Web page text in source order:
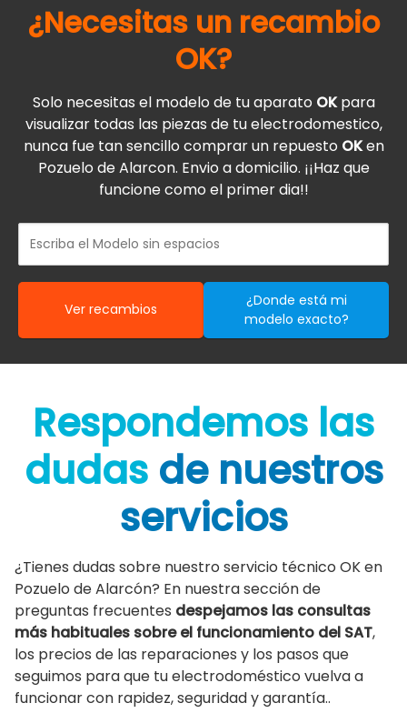
¿Necesitas un recambio
OK?
Solo necesitas el modelo de tu aparato OKpara
visualizar todas las piezas de tu electrodomestico,
nunca fue tan sencillo comprar un repuesto OKen
Pozuelo de Alarcon. Envio a domicilio. ¡¡Haz que
funcione como el primer dia!!
Ver recambios
¿Donde está mi
modelo exacto?
Respondemos las
dudas de nuestros
servicios
¿Tienes dudas sobre nuestro servicio técnico OK en
Pozuelo de Alarcón? En nuestra sección de
preguntas frecuentes despejamos las consultas
más habituales sobre el funcionamiento del SAT,
los precios de las reparaciones y los pasos que
seguimos para que tu electrodoméstico vuelva a
funcionar con rapidez, seguridad y garantía..